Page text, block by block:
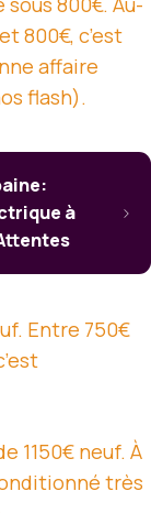
800€, c’est
affaire
flash).
à
Entre 750€
1150€ neuf. À
très